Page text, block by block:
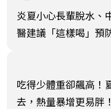
炎夏小心長輩脫水、
醫建議「這樣喝」預
吃得少體重卻飆高！
去，熱量暴增更易胖！